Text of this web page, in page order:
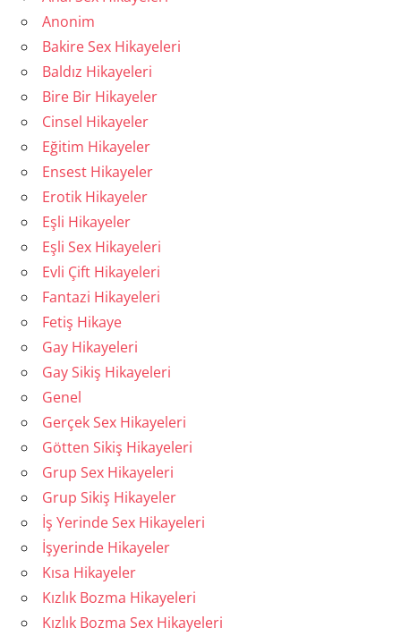
Anonim
Bakire Sex Hikayeleri
Baldız Hikayeleri
Bire Bir Hikayeler
Cinsel Hikayeler
Eğitim Hikayeler
Ensest Hikayeler
Erotik Hikayeler
Eşli Hikayeler
Eşli Sex Hikayeleri
Evli Çift Hikayeleri
Fantazi Hikayeleri
Fetiş Hikaye
Gay Hikayeleri
Gay Sikiş Hikayeleri
Genel
Gerçek Sex Hikayeleri
Götten Sikiş Hikayeleri
Grup Sex Hikayeleri
Grup Sikiş Hikayeler
İş Yerinde Sex Hikayeleri
İşyerinde Hikayeler
Kısa Hikayeler
Kızlık Bozma Hikayeleri
Kızlık Bozma Sex Hikayeleri